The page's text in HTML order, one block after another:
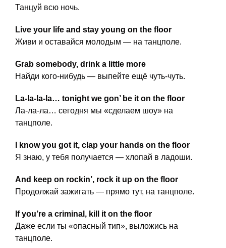
Танцуй всю ночь.
Live your life and stay young on the floor
Живи и оставайся молодым — на танцполе.
Grab somebody, drink a little more
Найди кого-нибудь — выпейте ещё чуть-чуть.
La-la-la-la… tonight we gon’ be it on the floor
Ла-ла-ла… сегодня мы «сделаем шоу» на
танцполе.
I know you got it, clap your hands on the floor
Я знаю, у тебя получается — хлопай в ладоши.
And keep on rockin’, rock it up on the floor
Продолжай зажигать — прямо тут, на танцполе.
If you’re a criminal, kill it on the floor
Даже если ты «опасный тип», выложись на
танцполе.